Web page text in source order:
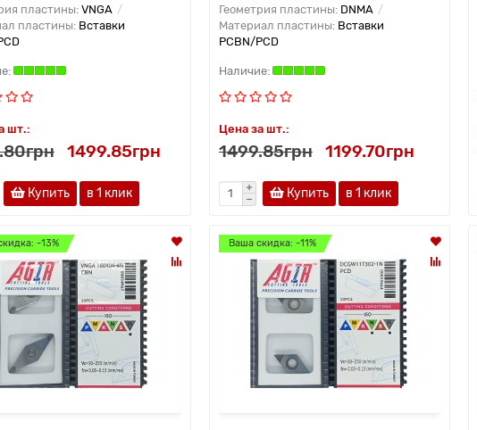
пластины: VNGA
пластины: Вставки
шт.:
1499.85грн
Купить в 1 клик
Геометрия пластины: DNMA
Материал пластины: Вставки
PCBN/PCD
Цена за шт.:
1499.85грн 1199.70грн
Купить в 1 клик
-13% Ваша скидка: -11%